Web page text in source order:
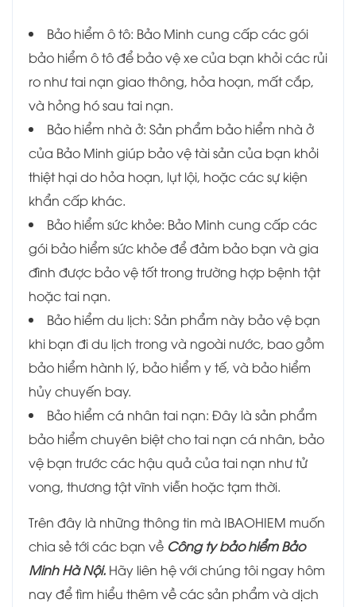
Bảo hiểm ô tô: Bảo Minh cung cấp các gói
bảo hiểm ô tô để bảo vệ xe của bạn khỏi các rủi
ro như tai nạn giao thông, hỏa hoạn, mất cắp,
và hỏng hó sau tai nạn.
Bảo hiểm nhà ở: Sản phẩm bảo hiểm nhà ở
của Bảo Minh giúp bảo vệ tài sản của bạn khỏi
thiệt hại do hỏa hoạn, lụt lội, hoặc các sự kiện
khẩn cấp khác.
Bảo hiểm sức khỏe: Bảo Minh cung cấp các
gói bảo hiểm sức khỏe để đảm bảo bạn và gia
đình được bảo vệ tốt trong trường hợp bệnh tật
hoặc tai nạn.
Bảo hiểm du lịch: Sản phẩm này bảo vệ bạn
khi bạn đi du lịch trong và ngoài nước, bao gồm
bảo hiểm hành lý, bảo hiểm y tế, và bảo hiểm
hủy chuyến bay.
Bảo hiểm cá nhân tai nạn: Đây là sản phẩm
bảo hiểm chuyên biệt cho tai nạn cá nhân, bảo
vệ bạn trước các hậu quả của tai nạn như tử
vong, thương tật vĩnh viễn hoặc tạm thời.
Trên đây là những thông tin mà IBAOHIEM muốn
chia sẻ tới các bạn về Công ty bảo hiểm Bảo
Minh Hà Nội. Hãy liên hệ với chúng tôi ngay hôm
nay để tìm hiểu thêm về các sản phẩm và dịch